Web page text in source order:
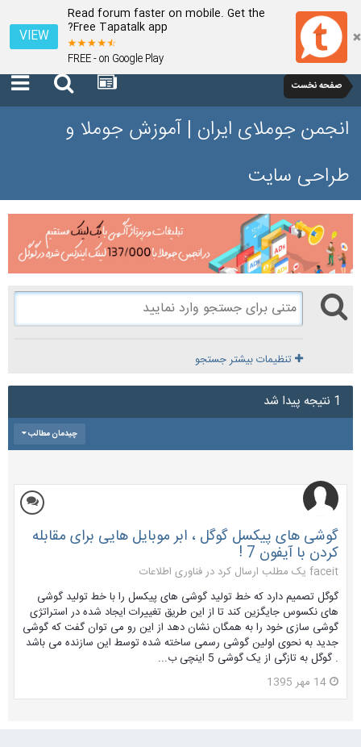
Read forum faster on mobile. Get the
Free Tapatalk app?
FREE - on Google Play
VIEW
صفحه نخست
انجمن جوملای ایران | آموزش جوملا و
طراحی سایت
تنظیمات بیشتر جستجو
1 نتیجه پیدا شد
چیدمان مطالب
گوشی های پیکسل گوگل ، ابر موبایل هایی برای مقابله
کردن با آیفون 7 !
faceit یک مطلب ارسال کرد در
فناوری اطلاعات
گوگل تصمیم دارد که خط تولید گوشی های پیکسل را با خط تولید گوشی
های نکسوس جایگزین کند تا از این طریق تغییرات ایجاد شده در استراتژی
گوشی سازی خود را به همگان نشان دهد از این رو می توان گفت که گوشی
جدید به نحوی اولین گوشی رسمی ساخته شده توسط این سازنده می باشد
. گوگل به تازگی از یک گوشی 5 اینچی ب...
14 مهر 1395